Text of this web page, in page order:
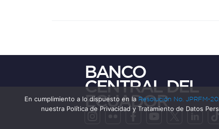
BANCO
CENTRAL DEL
ECUADOR
En cumplimiento a lo dispuesto en la Resolución No. JPRFM-
nuestra Política de Privacidad y Tratamiento de Datos